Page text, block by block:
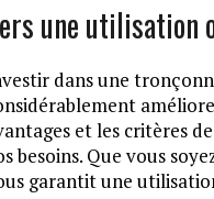
une utilisation
dans une
et les critères
besoins. Que vous
garantit une